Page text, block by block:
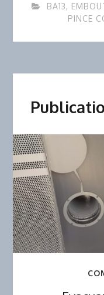
BA13,
PINCE